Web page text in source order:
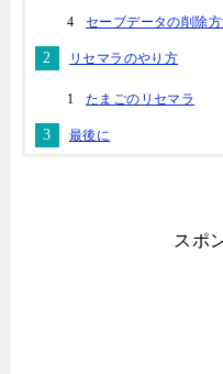
セーブデータの削除
リセマラのやり方
たまごのリセマラ
最後に
スポ